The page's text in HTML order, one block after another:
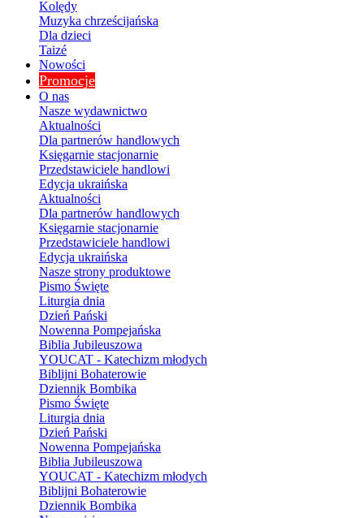
Kolędy
Muzyka chrześcijańska
Dla dzieci
Taizé
Nowości
Promocje
O nas
Nasze wydawnictwo
Aktualności
Dla partnerów handlowych
Księgarnie stacjonarnie
Przedstawiciele handlowi
Edycja ukraińska
Aktualności
Dla partnerów handlowych
Księgarnie stacjonarnie
Przedstawiciele handlowi
Edycja ukraińska
Nasze strony produktowe
Pismo Święte
Liturgia dnia
Dzień Pański
Nowenna Pompejańska
Biblia Jubileuszowa
YOUCAT - Katechizm młodych
Biblijni Bohaterowie
Dziennik Bombika
Pismo Święte
Liturgia dnia
Dzień Pański
Nowenna Pompejańska
Biblia Jubileuszowa
YOUCAT - Katechizm młodych
Biblijni Bohaterowie
Dziennik Bombika